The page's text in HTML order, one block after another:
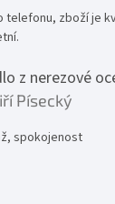
telefonu, zboží je
produktu je 5
Písecký
spokojenost